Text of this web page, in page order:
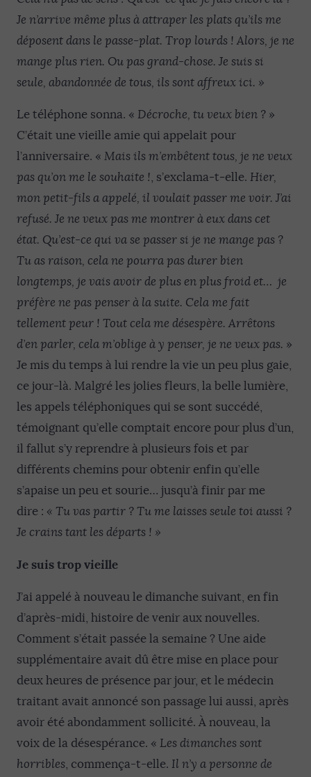
Je n’arrive même plus à attraper les plats qu’ils me
déposent dans le passe-plat. Trop lourds ! Alors, je ne
mange plus rien. Ou pas grand-chose. Je suis si
seule, abandonnée de tous, ils sont affreux ici. »
Le téléphone sonna. « Décroche, tu veux bien ? »
C’était une vieille amie qui appelait pour
l’anniversaire. « Mais ils m’embêtent tous, je ne veux
pas qu’on me le souhaite !, s’exclama‑t‑elle. Hier,
mon petit-fils a appelé, il voulait passer me voir. J’ai
refusé. Je ne veux pas me montrer à eux dans cet
état. Qu’est-ce qui va se passer si je ne mange pas ?
Tu as raison, cela ne pourra pas durer bien
longtemps, je vais avoir de plus en plus froid et… je
préfère ne pas penser à la suite. Cela me fait
tellement peur ! Tout cela me désespère. Arrêtons
d’en parler, cela m’oblige à y penser, je ne veux pas. »
Je mis du temps à lui rendre la vie un peu plus gaie,
ce jour-là. Malgré les jolies fleurs, la belle lumière,
les appels téléphoniques qui se sont succédé,
témoignant qu’elle comptait encore pour plus d’un,
il fallut s’y reprendre à plusieurs fois et par
différents chemins pour obtenir enfin qu’elle
s’apaise un peu et sourie… jusqu’à finir par me
dire : « Tu vas partir ? Tu me laisses seule toi aussi ?
Je crains tant les départs ! »
Je suis trop vieille
J’ai appelé à nouveau le dimanche suivant, en fin
d’après-midi, histoire de venir aux nouvelles.
Comment s’était passée la semaine ? Une aide
supplémentaire avait dû être mise en place pour
deux heures de présence par jour, et le médecin
traitant avait annoncé son passage lui aussi, après
avoir été abondamment sollicité. À nouveau, la
voix de la désespérance. « Les dimanches sont
horribles, commença-t-elle. Il n’y a personne de